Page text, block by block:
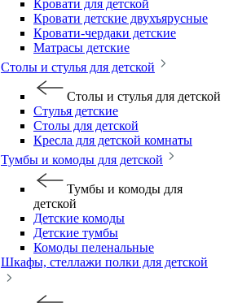
Кровати для детской
Кровати детские двухъярусные
Кровати-чердаки детские
Матрасы детские
Столы и стулья для детской
Столы и стулья для детской
Стулья детские
Столы для детской
Кресла для детской комнаты
Тумбы и комоды для детской
Тумбы и комоды для
детской
Детские комоды
Детские тумбы
Комоды пеленальные
Шкафы, стеллажи полки для детской